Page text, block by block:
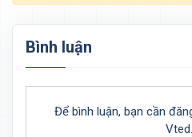
Bình luận
Để bình luận, bạn cần
Vted.